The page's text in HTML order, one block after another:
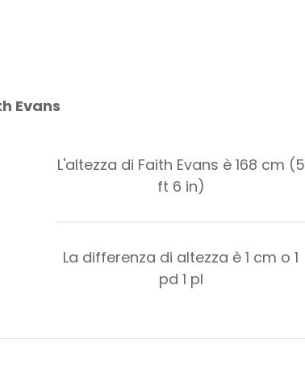
Evans
L'altezza di Faith Evans è 168 cm (5
ft 6 in)
La differenza di altezza è1 cm o1
pd 1 pl